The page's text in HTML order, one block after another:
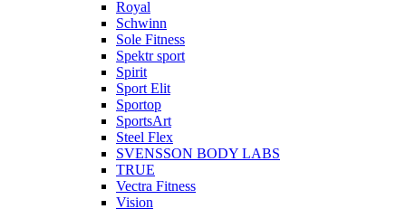
Royal
Schwinn
Sole Fitness
Spektr sport
Spirit
Sport Elit
Sportop
SportsArt
Steel Flex
SVENSSON BODY LABS
TRUE
Vectra Fitness
Vision